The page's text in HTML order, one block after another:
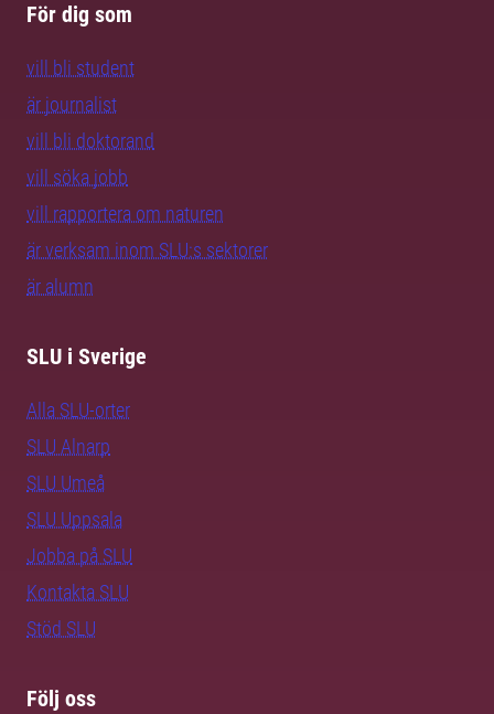
För dig som
vill bli student
är journalist
vill bli doktorand
vill söka jobb
vill rapportera om naturen
är verksam inom SLU:s sektorer
är alumn
SLU i Sverige
Alla SLU-orter
SLU Alnarp
SLU Umeå
SLU Uppsala
Jobba på SLU
Kontakta SLU
Stöd SLU
Följ oss